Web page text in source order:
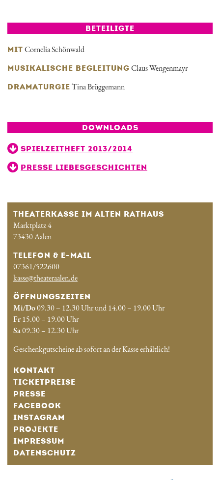
BETEILIGTE
MIT Cornelia Schönwald
MUSIKALISCHE BEGLEITUNG Claus Wengenmayr
DRAMATURGIE Tina Brüggemann
DOWNLOADS
SPIELZEITHEFT 2013/2014
PRESSE LIEBESGESCHICHTEN
THEATERKASSE IM ALTEN RATHAUS
Marktplatz 4
73430 Aalen
TELEFON & E-MAIL
07361/522600
kasse@theateraalen.de
ÖFFNUNGSZEITEN
Mi/Do09.30 – 12.30 Uhr und 14.00 – 19.00 Uhr
Fr15.00 – 19.00 Uhr
Sa09.30 – 12.30 Uhr
Geschenkgutscheine ab sofort an der Kasse erhältlich!
KONTAKT
TICKETPREISE
PRESSE
FACEBOOK
INSTAGRAM
PROJEKTE
IMPRESSUM
DATENSCHUTZ